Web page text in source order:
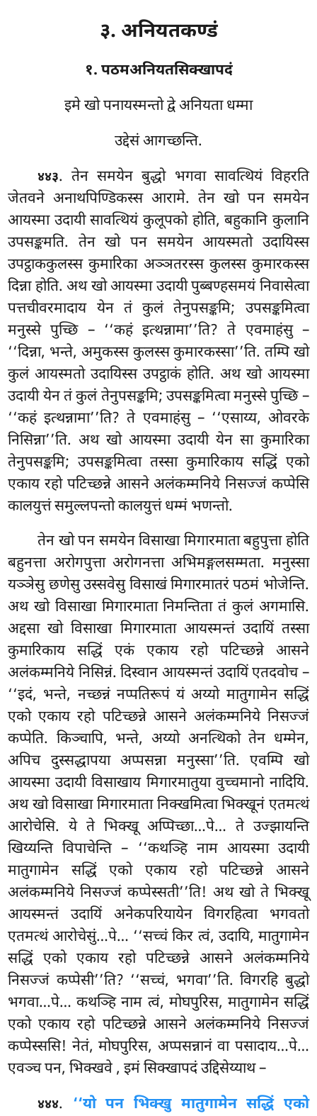
३. अनियतकण्डं
१. पठमअनियतसिक्खापदं
इमेखो पनायस्मन्तो द्वे अनियता धम्मा
उद्देसं आगच्छन्ति.
४४३. तेनसमयेन बुद्धो भगवा सावत्थियं विहरति
जेतवने अनाथपिण्डिकस्स आरामे. तेन खो पन समयेन
आयस्मा उदायी सावत्थियं कुलूपको होति, बहुकानि कुलानि
उपसङ्कमति. तेन खो पन समयेन आयस्मतो उदायिस्स
उपट्ठाककुलस्स कुमारिका अञ्ञतरस्स कुलस्स कुमारकस्स
दिन्ना होति. अथ खो आयस्मा उदायी पुब्बण्हसमयं निवासेत्वा
पत्तचीवरमादाय येन तं कुलं तेनुपसङ्कमि; उपसङ्कमित्वा
मनुस्से पुच्छि – ‘‘कहं इत्थन्नामा’’ति? ते एवमाहंसु –
‘‘दिन्ना, भन्ते, अमुकस्स कुलस्स कुमारकस्सा’’ति. तम्पि खो
कुलं आयस्मतो उदायिस्स उपट्ठाकं होति. अथ खो आयस्मा
उदायी येन तं कुलं तेनुपसङ्कमि; उपसङ्कमित्वा मनुस्से पुच्छि –
‘‘कहं इत्थन्नामा’’ति? ते एवमाहंसु – ‘‘एसाय्य, ओवरके
निसिन्ना’’ति. अथ खो आयस्मा उदायी येन सा कुमारिका
तेनुपसङ्कमि; उपसङ्कमित्वा तस्सा कुमारिकाय सद्धिं एको
एकाय रहो पटिच्छन्ने आसने अलंकम्मनिये निसज्जं कप्पेसि
कालयुत्तं समुल्लपन्तो कालयुत्तं धम्मं भणन्तो.
तेन खो पन समयेन विसाखा मिगारमाता बहुपुत्ता होति
बहुनत्ता अरोगपुत्ता अरोगनत्ता अभिमङ्गलसम्मता. मनुस्सा
यञ्ञेसु छणेसु उस्सवेसु विसाखं मिगारमातरं पठमं भोजेन्ति.
अथ खो विसाखा मिगारमाता निमन्तिता तं कुलं अगमासि.
अद्दसा खो विसाखा मिगारमाता आयस्मन्तं उदायिं तस्सा
कुमारिकाय सद्धिं एकं एकाय रहो पटिच्छन्ने आसने
अलंकम्मनिये निसिन्नं. दिस्वान आयस्मन्तं उदायिं एतदवोच –
‘‘इदं, भन्ते, नच्छन्नं नप्पतिरूपं यं अय्यो मातुगामेन सद्धिं
एको एकाय रहो पटिच्छन्ने आसने अलंकम्मनिये निसज्जं
कप्पेति. किञ्चापि, भन्ते, अय्यो अनत्थिको तेन धम्मेन,
अपिच दुस्सद्धापया अप्पसन्ना मनुस्सा’’ति. एवम्पि खो
आयस्मा उदायी विसाखाय मिगारमातुया वुच्चमानो नादियि.
अथ खो विसाखा मिगारमाता निक्खमित्वा भिक्खूनं एतमत्थं
आरोचेसि. ये ते भिक्खू अप्पिच्छा…पे… ते उज्झायन्ति
खिय्यन्ति विपाचेन्ति – ‘‘कथञ्हि नाम आयस्मा उदायी
मातुगामेन सद्धिं एको एकाय रहो पटिच्छन्ने आसने
अलंकम्मनिये निसज्जं कप्पेस्सती’’ति! अथ खो ते भिक्खू
आयस्मन्तं उदायिं अनेकपरियायेन विगरहित्वा भगवतो
एतमत्थं आरोचेसुं…पे… ‘‘सच्चं किर त्वं, उदायि, मातुगामेन
सद्धिं एको एकाय रहो पटिच्छन्ने आसने अलंकम्मनिये
निसज्जं कप्पेसी’’ति? ‘‘सच्चं, भगवा’’ति. विगरहि बुद्धो
भगवा…पे… कथञ्हि नाम त्वं, मोघपुरिस, मातुगामेन सद्धिं
एको एकाय रहो पटिच्छन्ने आसने अलंकम्मनिये निसज्जं
कप्पेस्ससि! नेतं, मोघपुरिस, अप्पसन्नानं वा पसादाय…पे…
एवञ्च पन, भिक्खवे , इमं सिक्खापदं उद्दिसेय्याथ –
४४४. ‘‘यो पन भिक्खु मातुगामेन सद्धिं एको